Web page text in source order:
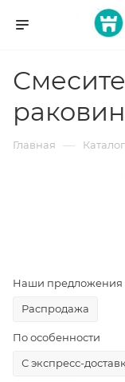
Главная — Каталог
Наши предложения
Распродажа
По особенности
С экспресс-